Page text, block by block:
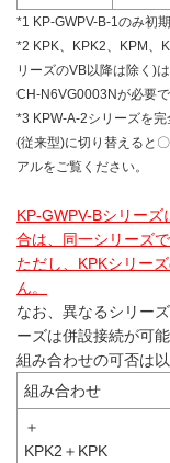
*1 KP-GWPV-B-1のみ初
*2 KPK、KPK2、KPM、
リーズのVB以降は除く)
CH-N6VG0003Nが必要で
*3 KPW-A-2シリーズを
(従来型)に切り替えると
アルをご覧ください。
KP-GWPV-Bシリー
合は、同一シリーズ
ただし、KPKシリー
ん。
なお、異なるシリー
ーズは併設接続が可
組み合わせの可否は
組み合わせ
＋
KPK2＋KPK